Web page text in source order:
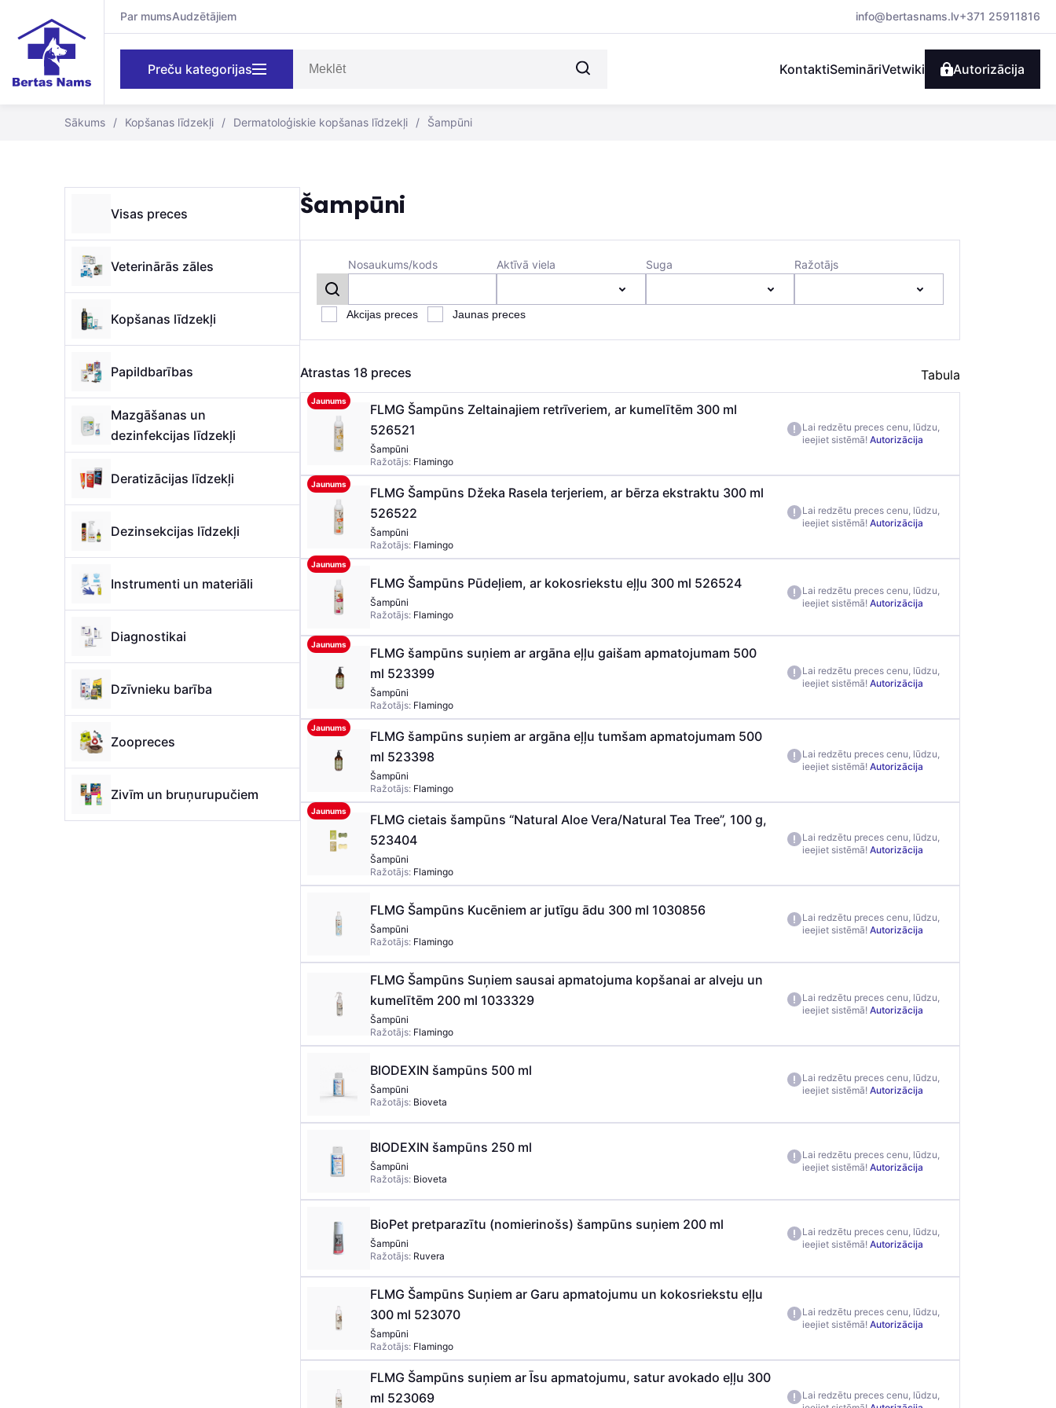
Par mumsAudzētājiem info@bertasnams.lv+371 25911816
Preču kategorijas KontaktiSemināriVetwiki Autorizācija
Sākums / Kopšanas līdzekļi / Dermatoloģiskie kopšanas līdzekļi / Šampūni
Visas preces
Veterinārās zāles
Kopšanas līdzekļi
Papildbarības
Mazgāšanas un
dezinfekcijas līdzekļi
Deratizācijas līdzekļi
Dezinsekcijas līdzekļi
Instrumenti un materiāli
Diagnostikai
Dzīvnieku barība
Zoopreces
Zivīm un bruņurupučiem
Šampūni
Nosaukums/kods Aktīvā viela Suga Ražotājs
Akcijas preces Jaunas preces
Atrastas 18preces Tabula
Jaunums
FLMG Šampūns Zeltainajiem retrīveriem, ar kumelītēm 300 ml
526521
Šampūni
Ražotājs: Flamingo
Lai redzētu preces cenu, lūdzu,
ieejiet sistēmā! Autorizācija
Jaunums
FLMG Šampūns Džeka Rasela terjeriem, ar bērza ekstraktu 300 ml
526522
Šampūni
Ražotājs: Flamingo
Lai redzētu preces cenu, lūdzu,
ieejiet sistēmā! Autorizācija
Jaunums
FLMG Šampūns Pūdeļiem, ar kokosriekstu eļļu 300 ml 526524
Šampūni
Ražotājs: Flamingo
Lai redzētu preces cenu, lūdzu,
ieejiet sistēmā! Autorizācija
Jaunums
FLMG šampūns suņiem ar argāna eļļu gaišam apmatojumam 500
ml 523399
Šampūni
Ražotājs: Flamingo
Lai redzētu preces cenu, lūdzu,
ieejiet sistēmā! Autorizācija
Jaunums
FLMG šampūns suņiem ar argāna eļļu tumšam apmatojumam 500
ml 523398
Šampūni
Ražotājs: Flamingo
Lai redzētu preces cenu, lūdzu,
ieejiet sistēmā! Autorizācija
Jaunums
FLMG cietais šampūns “Natural Aloe Vera/Natural Tea Tree”, 100 g,
523404
Šampūni
Ražotājs: Flamingo
Lai redzētu preces cenu, lūdzu,
ieejiet sistēmā! Autorizācija
FLMG Šampūns Kucēniem ar jutīgu ādu 300 ml 1030856
Šampūni
Ražotājs: Flamingo
Lai redzētu preces cenu, lūdzu,
ieejiet sistēmā! Autorizācija
FLMG Šampūns Suņiem sausai apmatojuma kopšanai ar alveju un
kumelītēm 200 ml 1033329
Šampūni
Ražotājs: Flamingo
Lai redzētu preces cenu, lūdzu,
ieejiet sistēmā! Autorizācija
BIODEXIN šampūns 500 ml
Šampūni
Ražotājs: Bioveta
Lai redzētu preces cenu, lūdzu,
ieejiet sistēmā! Autorizācija
BIODEXIN šampūns 250 ml
Šampūni
Ražotājs: Bioveta
Lai redzētu preces cenu, lūdzu,
ieejiet sistēmā! Autorizācija
BioPet pretparazītu (nomierinošs) šampūns suņiem 200 ml
Šampūni
Ražotājs: Ruvera
Lai redzētu preces cenu, lūdzu,
ieejiet sistēmā! Autorizācija
FLMG Šampūns Suņiem ar Garu apmatojumu un kokosriekstu eļļu
300 ml 523070
Šampūni
Ražotājs: Flamingo
Lai redzētu preces cenu, lūdzu,
ieejiet sistēmā! Autorizācija
FLMG Šampūns suņiem ar Īsu apmatojumu, satur avokado eļļu 300
ml 523069
Lai redzētu preces cenu, lūdzu,